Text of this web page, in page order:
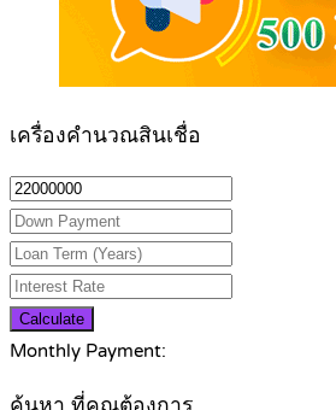
เครื่องคำนวณสินเชื่อ
Calculate
Monthly Payment: